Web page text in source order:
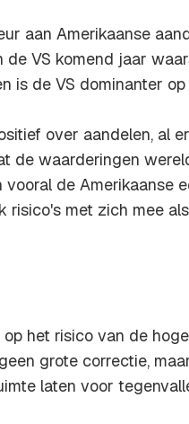
aan Amerikaanse
de VS komend jaar
is de VS dominanter
over aandelen, al
de waarderingen
de Amerikaanse
risico's met zich mee
het risico van de
grote correctie,
laten voor